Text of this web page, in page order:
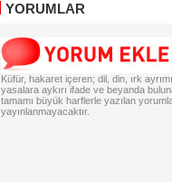
YORUMLAR
Küfür, hakaret içeren; dil, din, ırk
yasalara aykırı ifade ve beyanda
tamamı büyük harflerle yazılan
yayınlanmayacaktır.